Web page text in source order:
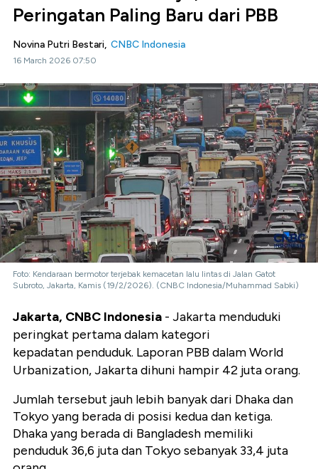
Peringatan Paling Baru dari PBB
Novina Putri Bestari, CNBC Indonesia
16 March 2026 07:50
Foto: Kendaraan bermotor terjebak kemacetan lalu lintas di Jalan Gatot
Subroto, Jakarta, Kamis (19/2/2026). (CNBC Indonesia/Muhammad Sabki)
Jakarta, CNBC Indonesia - Jakarta menduduki
peringkat pertama dalam kategori
kepadatan penduduk. Laporan PBB dalam World
Urbanization, Jakarta dihuni hampir 42 juta orang.
Jumlah tersebut jauh lebih banyak dari Dhaka dan
Tokyo yang berada di posisi kedua dan ketiga.
Dhaka yang berada di Bangladesh memiliki
penduduk 36,6 juta dan Tokyo sebanyak 33,4 juta